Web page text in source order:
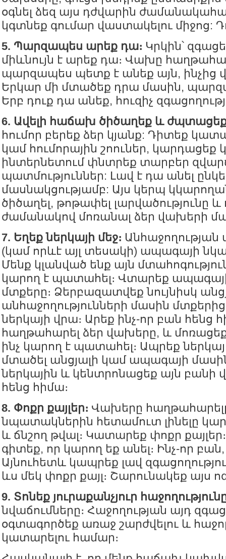
օգնել ձեզ այս դժվարին
կգտնեք գումար վաստակելու միջոց:
5. Պարզապես արեք դա։ Կրկին՝
միևնույն է արեք դա։ Վախը
պարզապես պետք է անեք այն, ինչից
Երկար մի մտածեք դրա մասին,
Երբ դուք դա անեք, հուզիչ
6. Ավելի հաճախ ծիծաղեք և
հումոր բերեք ձեր կյանք: Դիտեք
կամ հումորային շոուներ,
ինտերնետում փնտրեք տարբեր
պատմություններ: Լավ է դա անել
մասնակցությամբ: Այս կերպ
ծիծաղել, թոթափել լարվածությունը և
ժամանակով մոռանալ ձեր վախերի
7. Եղեք ներկայի մեջ։
(կամ որևէ այլ տեսակի) ապագայի
Մենք կլանված ենք այն
կարող է պատահել։ Վտարեք
մտքերը։ Ձերբազատվեք նույնիսկ
անհաջողությունների մասին
ներկայի վրա։ Արեք ինչ-որ բան հենց
հաղթահարել ձեր վախերը, և
ինչ կարող է պատահել։ Ապրեք
մտածել անցյալի կամ ապագայի
ներկային և կենտրոնացեք այն բանի
հենց հիմա։
8. Փոքր քայլեր։ Վախերը
նպատակներին հետամուտ լինելը
և ճնշող թվալ։ Կատարեք փոքր
գիտեք, որ կարող եք անել։ Ինչ-որ
Այնուհետև կապրեք լավ
ևս մեկ փոքր քայլ։ Շարունակեք այս
9. Տոնեք յուրաքանչյուր
նվաճումները։ Հաջողության այդ
օգտագործեք առաջ շարժվելու և
կատարելու համար։